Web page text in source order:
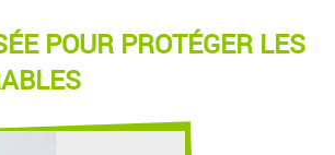
POUR PROTÉGER LES